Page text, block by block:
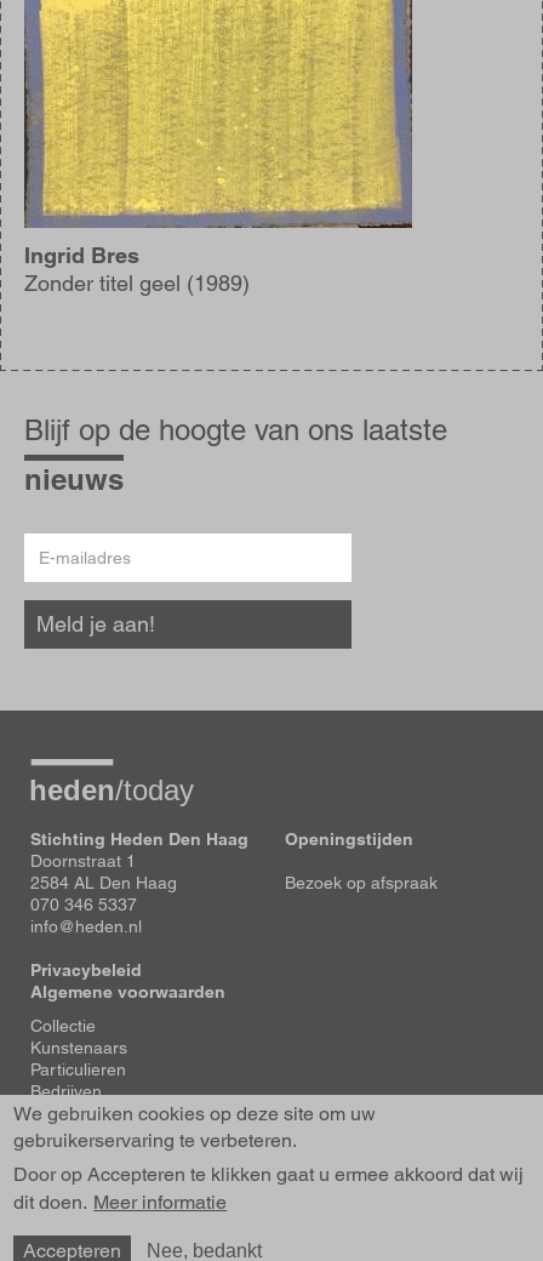
Ingrid Bres
Zonder titel geel (1989)
op
de
hoogte
Blijf op de hoogte van ons laatste
nieuws
mailadres
Meld je aan!
Stichting Heden Den Haag
Doornstraat 1
2584 AL Den Haag
070 346 5337
info@heden.nl
Privacybeleid
Algemene voorwaarden
Openingstijden
Bezoek op afspraak
Voet
Collectie
Kunstenaars
Particulieren
Bedrijven
Tentoonstellingen
Actueel
About us
Contact
We gebruiken cookies op deze site om uw
gebruikerservaring te verbeteren.
Door op Accepteren te klikken gaat u ermee akkoord dat wij
dit doen. Meer informatie
Accepteren Nee, bedankt